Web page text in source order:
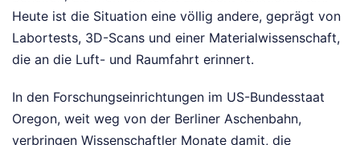
Heute ist die Situation eine völlig andere, geprägt von
Labortests, 3D-Scans und einer Materialwissenschaft,
die an die Luft- und Raumfahrt erinnert.
In den Forschungseinrichtungen im US-Bundesstaat
Oregon, weit weg von der Berliner Aschenbahn,
verbringen Wissenschaftler Monate damit, die